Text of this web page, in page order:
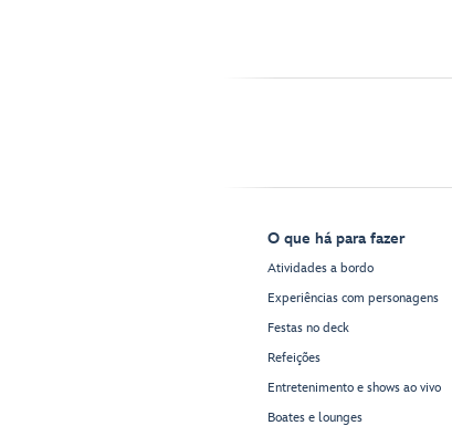
O que há para fazer
Atividades a bordo
Experiências com personagens
Festas no deck
Refeições
Entretenimento e shows ao vivo
Boates e lounges